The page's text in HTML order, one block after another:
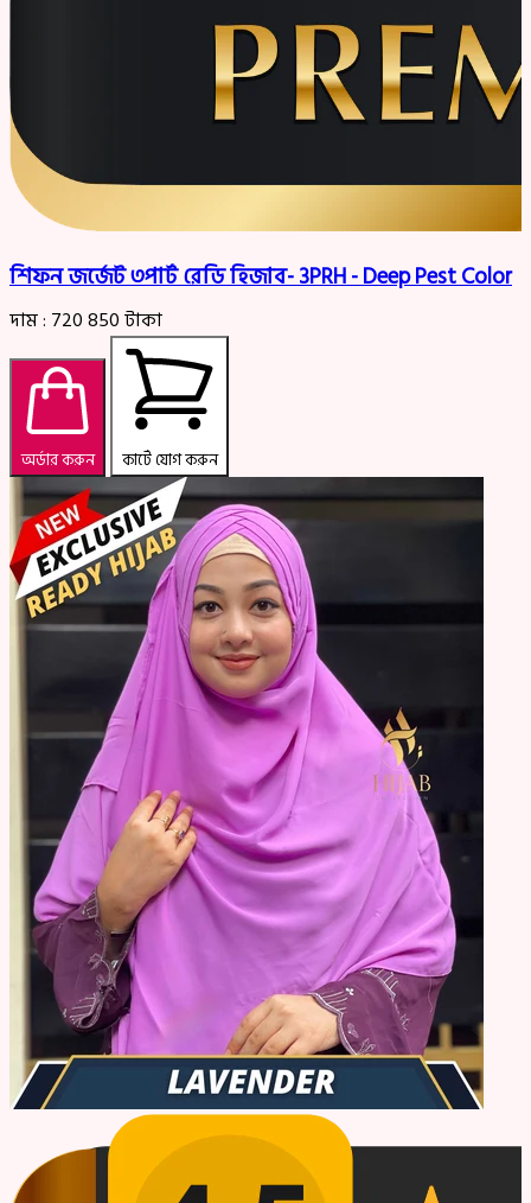
শিফন জর্জেট ৩পার্ট রেডি হিজাব- 3PRH - Deep Pest Color
দাম : 720850টাকা
অর্ডার করুন কার্টে যোগ করুন